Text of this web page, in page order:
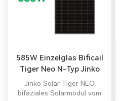
5400/2400 Pa Belastung –
langlebig unter rauen
Bedingungen.
585W Einzelglas Bificail
Tiger Neo N-Typ Jinko
Solarmodul
Jinko Solar Tiger NEO
bifaziales Solarmodul vom